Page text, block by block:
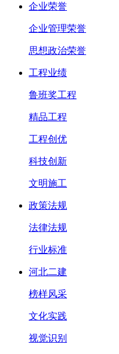
企业荣誉
企业管理荣誉
思想政治荣誉
工程业绩
鲁班奖工程
精品工程
工程创优
科技创新
文明施工
政策法规
法律法规
行业标准
河北二建
榜样风采
文化实践
视觉识别